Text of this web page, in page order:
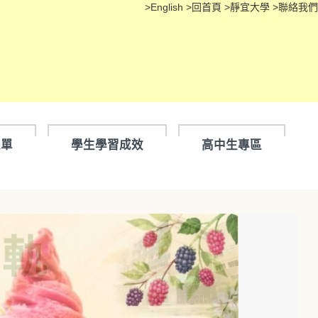
>English >回首頁 >靜宜大學 >聯絡我們
學生學習成效 高中生專區